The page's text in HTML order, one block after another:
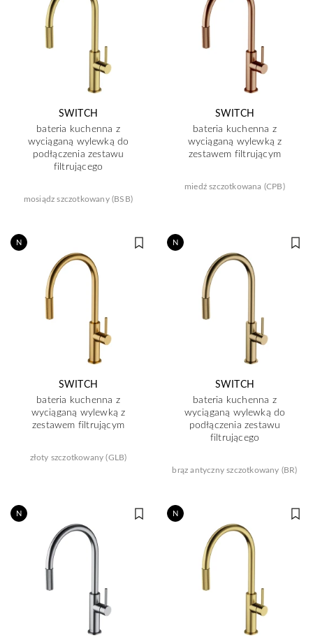
SWITCH
bateria kuchenna z
wyciąganą wylewką do
podłączenia zestawu
filtrującego
mosiądz szczotkowany (BSB)
SWITCH
bateria kuchenna z
wyciąganą wylewką z
zestawem filtrującym
miedź szczotkowana (CPB)
N
SWITCH
bateria kuchenna z
wyciąganą wylewką z
zestawem filtrującym
złoty szczotkowany (GLB)
N
SWITCH
bateria kuchenna z
wyciąganą wylewką do
podłączenia zestawu
filtrującego
brąz antyczny szczotkowany (BR)
N N